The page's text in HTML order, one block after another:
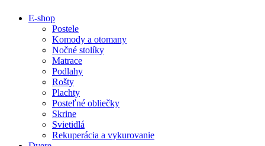
Close
E-shop
Postele
Komody a otomany
Nočné stolíky
Matrace
Podlahy
Rošty
Plachty
Posteľné obliečky
Skrine
Svietidlá
Rekuperácia a vykurovanie